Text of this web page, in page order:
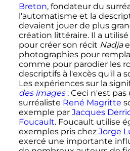
Breton, fondateur du
l'automatisme et la
devaient jouer de plus
création littéraire. Il a
pour créer son récit Nadja
photographies pour
comme pour parodier les
descriptifs à l'excès qu'il a
Les expériences sur la
des images : Ceci n'est
surréaliste René Magritte
exemple par Jacques
Foucault. Foucault utilise
exemples pris chez Jorge
exercé une importante